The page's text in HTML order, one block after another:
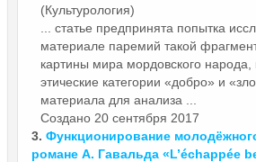
(Культурология)
... статье предпринята попытка
материале паремий такой
картины мира мордовского народа,
этические категории «добро» и
материала для анализа ...
Создано 20 сентября 2017
3. Функционирование
романе А. Гавальда «L’échappée